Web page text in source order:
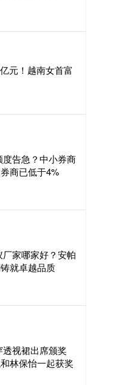
元！越南女首富
告急？中小券商
商已低于4%
家哪家好？安帕
就卓越品质
视裙出席颁奖
林保怡一起获奖